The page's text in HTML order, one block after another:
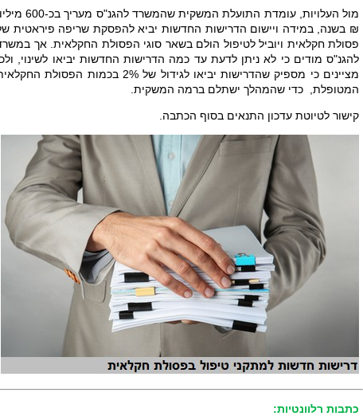
מול העלויות, עומדת התועלת המשקית שהמשרד להגנ"ס מעריך
₪ בשנה, במידה ויישום הדרישות החדשות יביא להפסקת שריפה פיראטית
פסולת חקלאית ויוביל לטיפול הולם בשאר סוגי הפסולת החקלאית. אך
להגנ"ס מודים כי לא ניתן לדעת עד כמה הדרישות החדשות יביאו לשינוי,
מציינים כי מספיק שהדרישות יביאו לגידול של 2% בכמות הפסולת
המטופלת, כדי שהמהלך ישתלם ברמה המשקית.
קישור לטיוטת עדכון התנאים בסוף הכתבה.
כתבות רלוונטיות: